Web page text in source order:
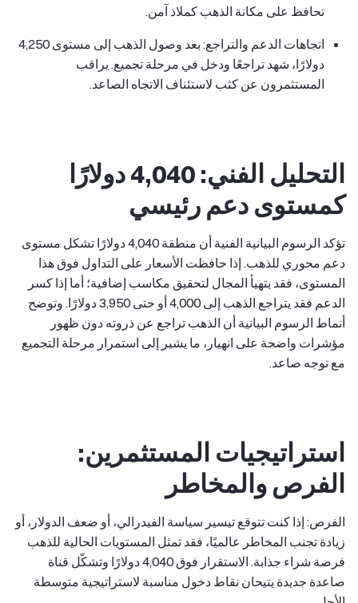
تحافظ على مكانة الذهب كملاذ آمن.
اتجاهات الدعم والتراجع: بعد وصول الذهب إلى مستوى 4,250
دولارًا، شهد تراجعًا ودخل في مرحلة تجميع. يراقب
المستثمرون عن كثب لاستئناف الاتجاه الصاعد.
التحليل الفني: 4,040 دولارًا
كمستوى دعم رئيسي
تؤكد الرسوم البيانية الفنية أن منطقة 4,040 دولارًا تشكل مستوى
دعم محوري للذهب. إذا حافظت الأسعار على التداول فوق هذا
المستوى، فقد يتهيأ المجال لتحقيق مكاسب إضافية؛ أما إذا كسر
الدعم فقد يتراجع الذهب إلى 4,000 أو حتى 3,950 دولارًا. وتوضح
أنماط الرسوم البيانية أن الذهب تراجع عن ذروته دون ظهور
مؤشرات واضحة على انهيار، ما يشير إلى استمرار مرحلة التجميع
مع توجه صاعد.
استراتيجيات المستثمرين:
الفرص والمخاطر
الفرص: إذا كنت تتوقع تيسير سياسة الفيدرالي، أو ضعف الدولار، أو
زيادة تجنب المخاطر عالميًا، فقد تمثل المستويات الحالية للذهب
فرصة شراء جذابة. الاستقرار فوق 4,040 دولارًا وتشكّل قناة
صاعدة جديدة يتيحان نقاط دخول مناسبة لاستراتيجية متوسطة